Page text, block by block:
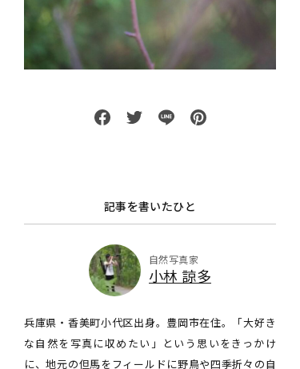
記事を書いたひと
自然写真家
小林 諒多
兵庫県・香美町小代区出身。豊岡市在住。「大好き
な自然を写真に収めたい」という思いをきっかけ
に、地元の但馬をフィールドに野鳥や四季折々の自